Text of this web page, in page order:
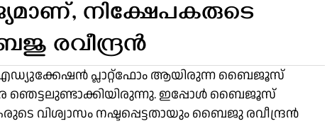
നിക്ഷേപകരുടെ
രവീന്ദ്രൻ
പ്ലാറ്റ്‌ഫോം ആയിരുന്ന ബൈജൂസ്
ഞെട്ടലുണ്ടാക്കിയിരുന്നു. ഇപ്പോൾ ബൈജൂസ്
വിശ്വാസം നഷ്ടപ്പെട്ടതായും ബൈജു രവീന്ദ്രൻ